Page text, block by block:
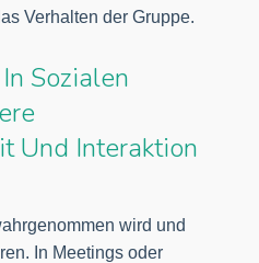
Verhalten der Gruppe.
Sozialen
Und Interaktion
wird und
In Meetings oder